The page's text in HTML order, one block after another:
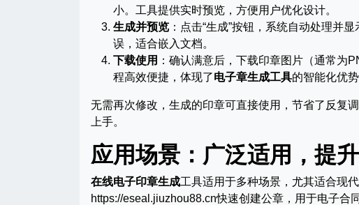
小。工具提供实时预览，方便用户优化设计。
生成并预览 ：点击“生成”按钮，系统自动处理并
误，适合嵌入文档。
下载使用 ：确认满意后，下载印章图片（通常为
程高效便捷，体现了电子章生成工具的智能化优势
无需再次修改，生成的印章可直接使用，节省了反复
上手。
应用场景：广泛适用，提
在线电子印章生成工具适用于多种场景，尤其适合现
https://eseal.jiuzhou88.cn快速创建公章，用于电子